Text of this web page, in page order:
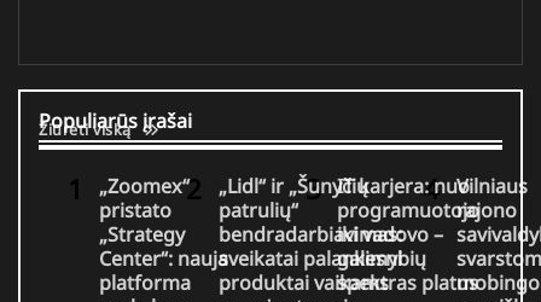
Populiarūs įrašai
Žiūrėti viską
„Zoomex“
pristato
„Strategy
Center“: nauja
platforma
„Lidl“ ir „Šunyčių
patrulių“
bendradarbiavimas:
sveikatai palankesni
produktai vaikams
IT karjera: nuo
programuotojo
iki vadovo –
galimybių
spektras platus
Vilniaus
rajono
mobingo